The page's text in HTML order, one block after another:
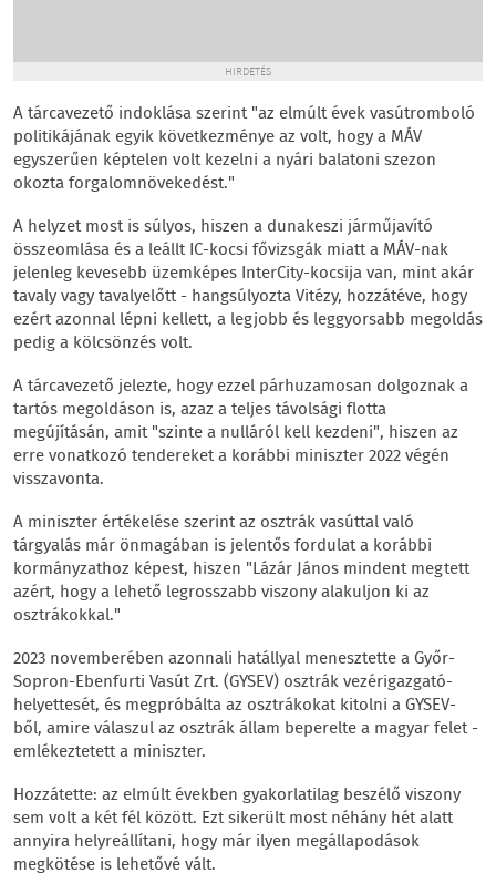
HIRDETÉS
A tárcavezető indoklása szerint "az elmúlt évek vasútromboló
politikájának egyik következménye az volt, hogy a MÁV
egyszerűen képtelen volt kezelni a nyári balatoni szezon
okozta forgalomnövekedést."
A helyzet most is súlyos, hiszen a dunakeszi járműjavító
összeomlása és a leállt IC-kocsi fővizsgák miatt a MÁV-nak
jelenleg kevesebb üzemképes InterCity-kocsija van, mint akár
tavaly vagy tavalyelőtt - hangsúlyozta Vitézy, hozzátéve, hogy
ezért azonnal lépni kellett, a legjobb és leggyorsabb megoldás
pedig a kölcsönzés volt.
A tárcavezető jelezte, hogy ezzel párhuzamosan dolgoznak a
tartós megoldáson is, azaz a teljes távolsági flotta
megújításán, amit "szinte a nulláról kell kezdeni", hiszen az
erre vonatkozó tendereket a korábbi miniszter 2022 végén
visszavonta.
A miniszter értékelése szerint az osztrák vasúttal való
tárgyalás már önmagában is jelentős fordulat a korábbi
kormányzathoz képest, hiszen "Lázár János mindent megtett
azért, hogy a lehető legrosszabb viszony alakuljon ki az
osztrákokkal."
2023 novemberében azonnali hatállyal menesztette a Győr-
Sopron-Ebenfurti Vasút Zrt. (GYSEV) osztrák vezérigazgató-
helyettesét, és megpróbálta az osztrákokat kitolni a GYSEV-
ből, amire válaszul az osztrák állam beperelte a magyar felet -
emlékeztetett a miniszter.
Hozzátette: az elmúlt években gyakorlatilag beszélő viszony
sem volt a két fél között. Ezt sikerült most néhány hét alatt
annyira helyreállítani, hogy már ilyen megállapodások
megkötése is lehetővé vált.